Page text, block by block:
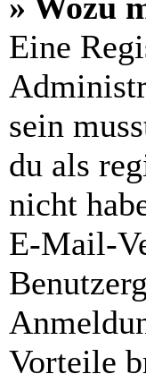
Eine
sein
du als
nicht
E-Mail-
Vorteile